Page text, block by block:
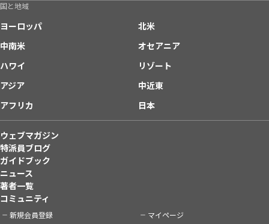
国と地域
ヨーロッパ
北米
中南米
オセアニア
ハワイ
リゾート
アジア
中近東
アフリカ
日本
ウェブマガジン
特派員ブログ
ガイドブック
ニュース
著者一覧
コミュニティ
新規会員登録 マイページ